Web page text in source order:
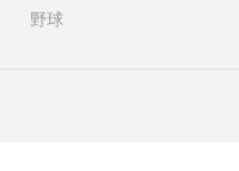
野球